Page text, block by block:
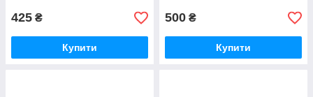
425 ₴
Купити
500 ₴
Купити